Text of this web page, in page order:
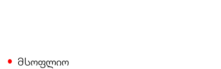
მსოფლიო